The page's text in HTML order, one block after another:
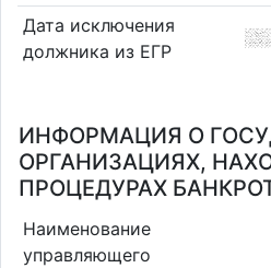
Дата исключения
должника из ЕГР
ИНФОРМАЦИЯ О
ОРГАНИЗАЦИЯХ,
ПРОЦЕДУРАХ
Наименование
управляющего